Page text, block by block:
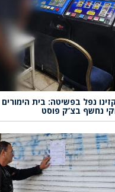
נפל בפשיטה: בית
נחשף בצ’ק פוסט